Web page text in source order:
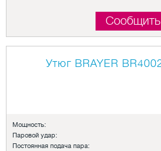
Сообщить
Утюг BRAYER
Мощность:
Паровой удар:
Постоянная подача пара: